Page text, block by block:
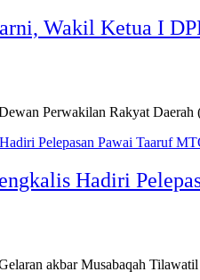
Wakil Ketua I
Perwakilan Rakyat
Hadiri
akbar Musabaqah